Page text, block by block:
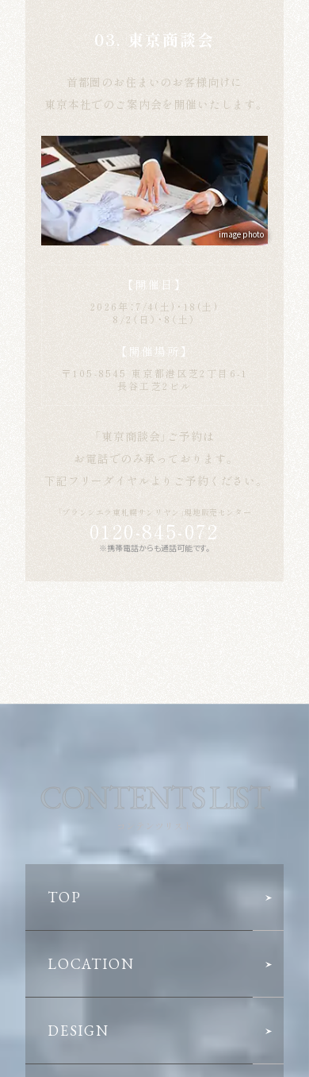
03. 東京商談会
首都圏のお住まいのお客様向けに
東京本社でのご案内会を開催いたします。
image photo
【開催日】
2026年：7/4(土)・18(土)
8/2（日）・8（土）
【開催場所】
〒105-8545 東京都港区芝2丁目6-1
長谷工芝2ビル
「東京商談会」ご予約は
お電話でのみ承っております。
下記フリーダイヤルよりご予約ください。
「ブランシエラ東札幌サンリヤン」現地販売センター
0120-845-072
※携帯電話からも通話可能です。
CONTENTS LIST
コンテンツリスト
TOP
LOCATION
DESIGN